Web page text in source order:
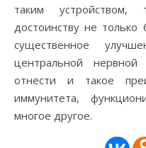
таким
достоинству не
существенное
центральной
отнести и такое
иммунитета,
многое другое.